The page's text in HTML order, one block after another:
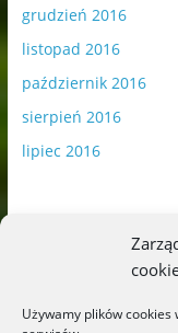
Używamy plików
grudzień 2016
listopad 2016
październik 2016
sierpień 2016
lipiec 2016